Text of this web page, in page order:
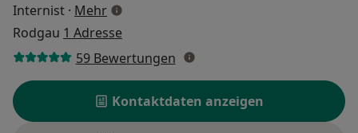
Internist · Mehrüber Spezialisierungen
Rodgau 1 Adresse
59 Bewertungen
Kontaktdaten anzeigen